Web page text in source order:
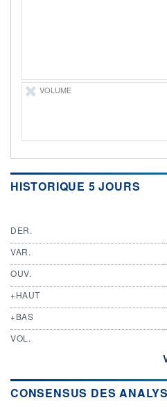
VOLUME
HISTORIQUE 5 JOURS
DER.
VAR.
OUV.
+HAUT
+BAS
VOL.
CONSENSUS DES